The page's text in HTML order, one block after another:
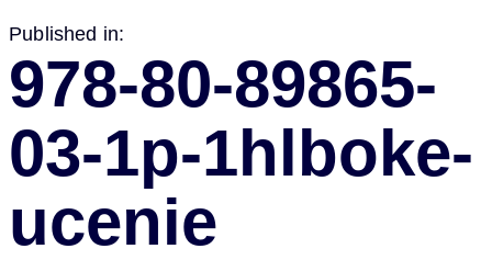
Published in:
978-80-89865-
03-1p-1hlboke-
ucenie